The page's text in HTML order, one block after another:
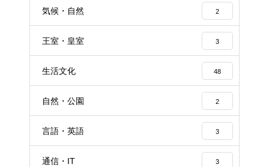
気候・自然 2
王室・皇室 3
生活文化 48
自然・公園 2
言語・英語 3
通信・IT 3